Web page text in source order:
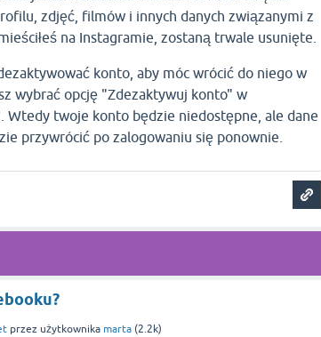
zdjęć, filmów i innych danych związanymi z
na Instagramie, zostaną trwale usunięte.
konto, aby móc wrócić do niego w
wybrać opcję "Zdezaktywuj konto" w
Wtedy twoje konto będzie niedostępne, ale dane
przywrócić po zalogowaniu się ponownie.
przez użytkownika marta (2.2k)